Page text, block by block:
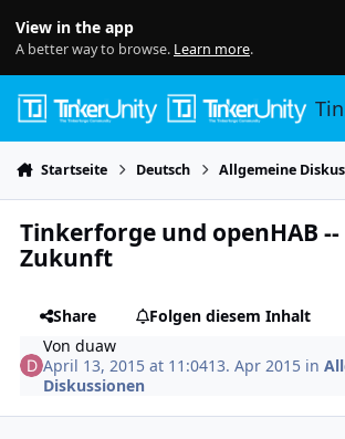
View in the app
A better way to browse. Learn more.
Startseite Deutsch Allgemeine
Tinkerforge und openHAB --
Zukunft
Share
Folgen diesem Inhalt
Vonduaw
April 13, 2015 at 11:0413. Apr 2015 in
Diskussionen